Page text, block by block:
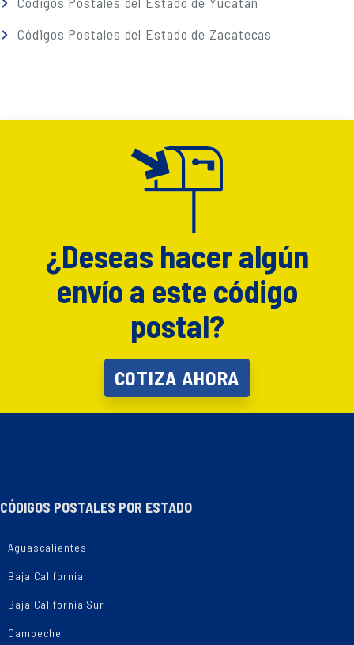
Códigos Postales del Estado de Zacatecas
¿Deseas hacer algún
envío a este código
postal?
COTIZA AHORA
CÓDIGOS POSTALES POR ESTADO
Aguascalientes
Baja California
Baja California Sur
Campeche